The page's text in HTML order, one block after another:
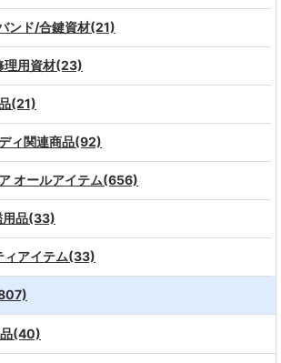
ンド/合鍵資材(21)
理用資材(23)
(21)
ィ関連商品(92)
オールアイテム(656)
用品(33)
ィアイテム(33)
(40)